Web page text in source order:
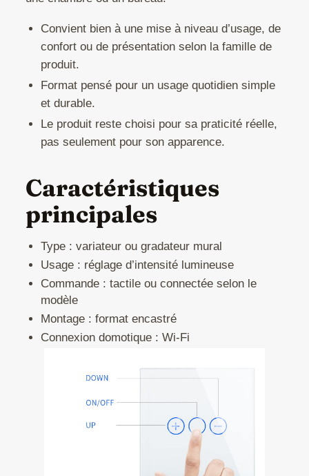
Convient bien à une mise à niveau d’usage, de
confort ou de présentation selon la famille de
produit.
Format pensé pour un usage quotidien simple
et durable.
Le produit reste choisi pour sa praticité réelle,
pas seulement pour son apparence.
Caractéristiques
principales
Type : variateur ou gradateur mural
Usage : réglage d’intensité lumineuse
Commande : tactile ou connectée selon le
modèle
Montage : format encastré
Connexion domotique : Wi-Fi